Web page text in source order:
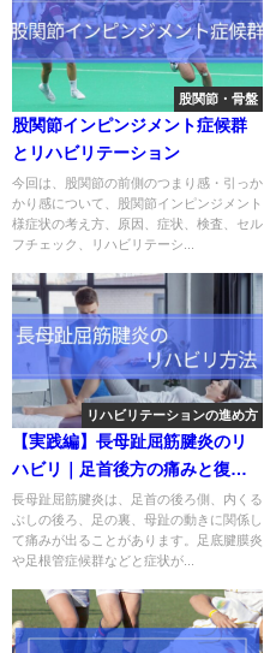
股関節・骨盤
股関節インピンジメント症候群
とリハビリテーション
今回は、股関節の前側のつまり感・引っか
かり感について、股関節インピンジメント
様症状の考え方、原因、症状、検査、セル
フチェック、リハビリテーシ...
リハビリテーションの進め方
【実践編】長母趾屈筋腱炎のリ
ハビリ｜足首後方の痛みと復帰
基準
長母趾屈筋腱炎は、足首の後ろ側、内くる
ぶしの後ろ、足の裏、母趾の動きに関係し
て痛みが出ることがあります。足底腱膜炎
や足根管症候群などと症状が...